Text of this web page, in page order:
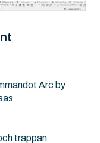
Arc by
trappan